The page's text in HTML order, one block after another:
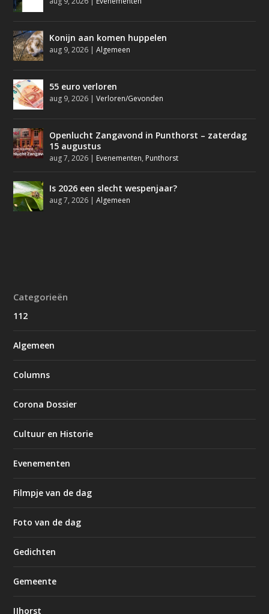
Konijn aan komen huppelen
aug 9, 2026 |Algemeen
55 euro verloren
aug 9, 2026 |Verloren/Gevonden
Openlucht Zangavond in Punthorst – zaterdag
15 augustus
aug 7, 2026 | Evenementen, Punthorst
Is 2026 een slecht wespenjaar?
aug 7, 2026 |Algemeen
Categorieën
112
Algemeen
Columns
Corona Dossier
Cultuur en Historie
Evenementen
Filmpje van de dag
Foto van de dag
Gedichten
Gemeente
IJhorst